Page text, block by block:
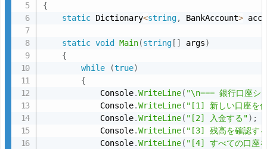
6.
u
a
S
t
{
static Dictionary<string, BankAccount>
static void Main(string [ ] args)
{
while
(true)
{
            Console
.WriteLine( "\n=== 銀行口座シ
            Console
.WriteLine( "[1] 新しい口座を
            Console
.WriteLine( "[2] 入金する") ;
            Console
.WriteLine( "[3] 残高を確認す
            Console
.WriteLine( "[4] すべての口座